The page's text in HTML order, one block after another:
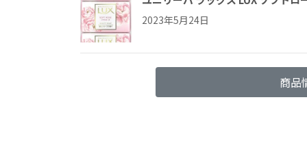
2023年5月24日
商品